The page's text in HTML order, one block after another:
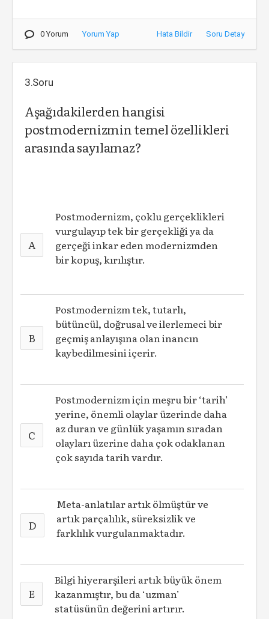
0 Yorum Yorum Yap Hata Bildir Soru Detay
3.Soru
Aşağıdakilerden hangisi
postmodernizmin temel özellikleri
arasında sayılamaz?
A
Postmodernizm, çoklu gerçeklikleri
vurgulayıp tek bir gerçekliği ya da
gerçeği inkar eden modernizmden
bir kopuş, kırılıştır.
B
Postmodernizm tek, tutarlı,
bütüncül, doğrusal ve ilerlemeci bir
geçmiş anlayışına olan inancın
kaybedilmesini içerir.
C
Postmodernizm için meşru bir ‘tarih’
yerine, önemli olaylar üzerinde daha
az duran ve günlük yaşamın sıradan
olayları üzerine daha çok odaklanan
çok sayıda tarih vardır.
D
Meta-anlatılar artık ölmüştür ve
artık parçalılık, süreksizlik ve
farklılık vurgulanmaktadır.
E
Bilgi hiyerarşileri artık büyük önem
kazanmıştır, bu da ‘uzman’
statüsünün değerini artırır.